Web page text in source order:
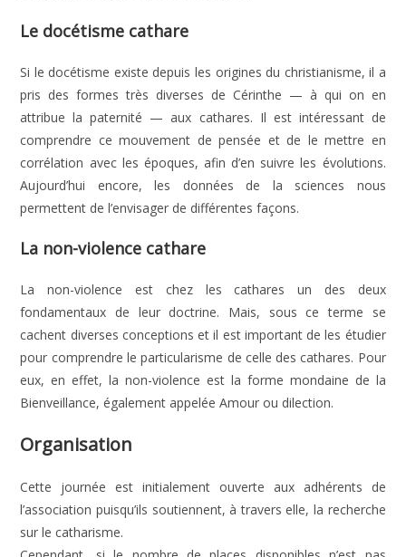
Le docétisme cathare
Si le docétisme existe depuis les origines du christianisme, il a
pris des formes très diverses de Cérinthe — à qui on en
attribue la paternité — aux cathares. Il est intéressant de
comprendre ce mouvement de pensée et de le mettre en
corrélation avec les époques, afin d’en suivre les évolutions.
Aujourd’hui encore, les données de la sciences nous
permettent de l’envisager de différentes façons.
La non-violence cathare
La non-violence est chez les cathares un des deux
fondamentaux de leur doctrine. Mais, sous ce terme se
cachent diverses conceptions et il est important de les étudier
pour comprendre le particularisme de celle des cathares. Pour
eux, en effet, la non-violence est la forme mondaine de la
Bienveillance, également appelée Amour ou dilection.
Organisation
Cette journée est initialement ouverte aux adhérents de
l’association puisqu’ils soutiennent, à travers elle, la recherche
sur le catharisme.